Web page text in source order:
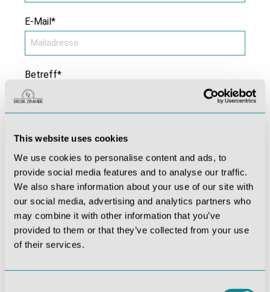
This website uses cookies
We use cookies to personalise content and ads, to
provide social media features and to analyse our traffic.
We also share information about your use of our site with
our social media, advertising and analytics partners who
may combine it with other information that you’ve
provided to them or that they’ve collected from your use
of their services.
E-Mail*
Betreff*
Die mit einem Stern (*) markierten Felder sind